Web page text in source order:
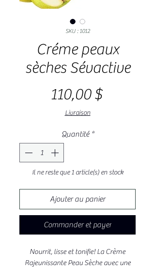
SKU : 1012
Créme peaux
sèches Sévactive
110,00 $Prix
Livraison
Quantité *
Il ne reste que 1 article(s) en stock
Ajouter au panier
Commander et payer
Nourrit, lisse et tonifie! La Crème
Rajeunissante Peau Sèche avec une